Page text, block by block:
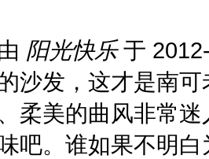
阳光快乐于
沙发，这才是南
柔美的曲风非常
吧。谁如果不明